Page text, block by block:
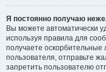
Я постоянно получаю
Вы можете автоматически
используя правила для
получаете оскорбительные
пользователя, отправьте
запретить пользователю